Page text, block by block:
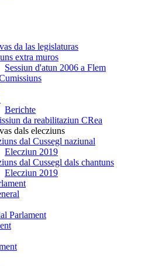
da las legislaturas
extra muros
Sessiun d'atun 2006 a Flem
Berichte
da reabilitaziun CRea
dals elecziuns
dal Cussegl naziunal
Elecziun 2019
dal Cussegl dals chantuns
Elecziun 2019
Parlament